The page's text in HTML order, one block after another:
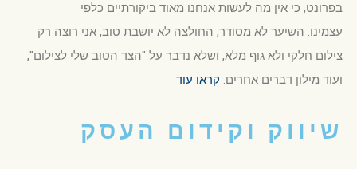
בפרונט, כי אין מה לעשות אנחנו מאוד ביקורתיים כלפי
עצמינו. השיער לא מסודר, החולצה לא יושבת טוב, אני רוצה רק
צילום חלקי ולא גוף מלא, ושלא נדבר על "הצד הטוב שלי לצילום",
ועוד מילון דברים אחרים. קראו עוד
שיווק וקידום העסק